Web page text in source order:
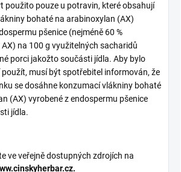
použito pouze u potravin, které obsahují
bohaté na arabinoxylan (AX)
pšenice (nejméně 60 %
na 100 g využitelných sacharidů
porci jakožto součásti jídla. Aby bylo
použít, musí být spotřebitel informován, že
se dosáhne konzumací vlákniny bohaté
(AX) vyrobené z endospermu pšenice
jídla.
ve veřejně dostupných zdrojích na